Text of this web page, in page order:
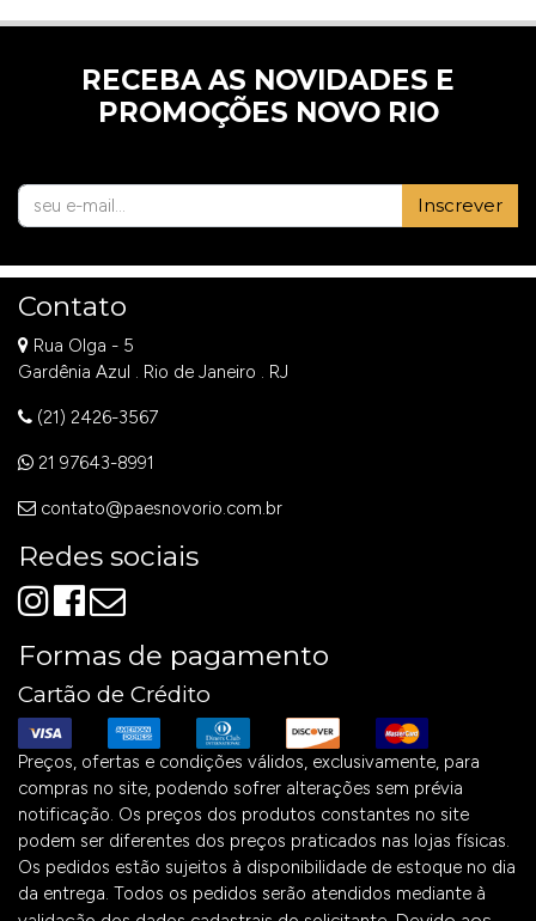
RECEBA AS NOVIDADES E
PROMOÇÕES NOVO RIO
Inscrever
Contato
Rua Olga - 5
Gardênia Azul . Rio de Janeiro . RJ
(21) 2426-3567
21 97643-8991
contato@paesnovorio.com.br
Redes sociais
Formas de pagamento
Cartão de Crédito
Preços, ofertas e condições válidos, exclusivamente, para
compras no site, podendo sofrer alterações sem prévia
notificação. Os preços dos produtos constantes no site
podem ser diferentes dos preços praticados nas lojas físicas.
Os pedidos estão sujeitos à disponibilidade de estoque no dia
da entrega. Todos os pedidos serão atendidos mediante à